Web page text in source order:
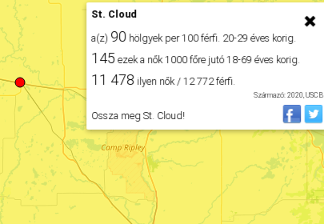
St. Cloud
a(z) 90 hölgyek per 100 férfi. 20-29 éves korig.
145 ezek a nők 1000 főre jutó 18-69 éves korig.
11 478 ilyen nők / 12 772 férfi.
Származó: 2020, USCB
Ossza meg St. Cloud!